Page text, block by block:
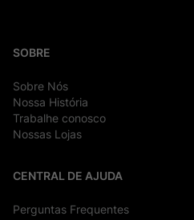
SOBRE
Sobre Nós
Nossa História
Trabalhe conosco
Nossas Lojas
CENTRAL DE AJUDA
Perguntas Frequentes